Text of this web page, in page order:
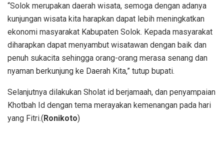
“Solok merupakan daerah wisata, semoga dengan adanya
kunjungan wisata kita harapkan dapat lebih meningkatkan
ekonomi masyarakat Kabupaten Solok. Kepada masyarakat
diharapkan dapat menyambut wisatawan dengan baik dan
penuh sukacita sehingga orang-orang merasa senang dan
nyaman berkunjung ke Daerah Kita,” tutup bupati.
Selanjutnya dilakukan Sholat id berjamaah, dan penyampaian
Khotbah Id dengan tema merayakan kemenangan pada hari
yang Fitri.(Ronikoto)